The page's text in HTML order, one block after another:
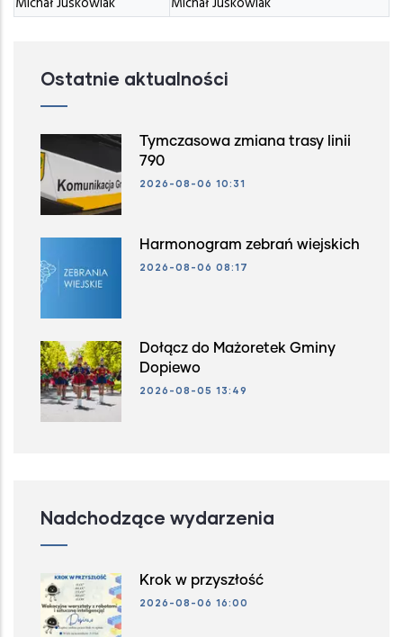
Ostatnie aktualności
Tymczasowa zmiana trasy linii
790
2026-08-06 10:31
Harmonogram zebrań wiejskich
2026-08-06 08:17
Dołącz do Mażoretek Gminy
Dopiewo
2026-08-05 13:49
Nadchodzące wydarzenia
Krok w przyszłość
2026-08-06 16:00